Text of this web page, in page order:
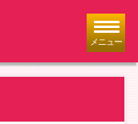
メニュー